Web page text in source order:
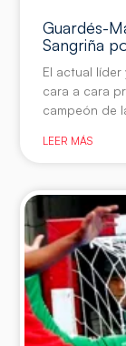
Guardés-
Sangriña
El actual
cara a cara
campeón de
LEER MÁS